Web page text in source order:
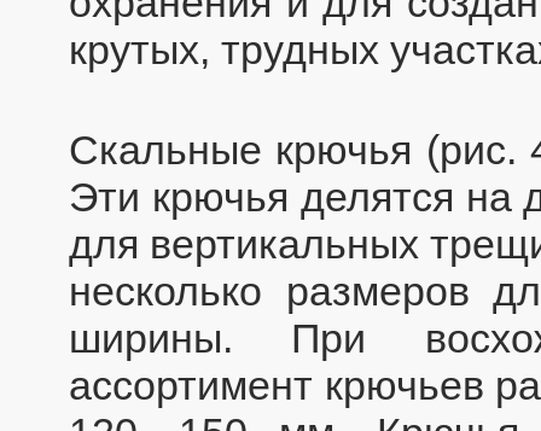
крутых, трудных
Скальные крючья (рис.
Эти крючья делятся на
для вертикальных
несколько размеров
ширины. При
ассортимент крючьев